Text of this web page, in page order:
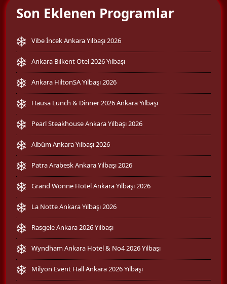
Son Eklenen Programlar
Vibe İncek Ankara Yılbaşı 2026
Ankara Bilkent Otel 2026 Yılbaşı
Ankara HiltonSA Yılbaşı 2026
Hausa Lunch & Dinner 2026 Ankara Yılbaşı
Pearl Steakhouse Ankara Yılbaşı 2026
Albüm Ankara Yılbaşı 2026
Patra Arabesk Ankara Yılbaşı 2026
Grand Wonne Hotel Ankara Yılbaşı 2026
La Notte Ankara Yılbaşı 2026
Rasgele Ankara 2026 Yılbaşı
Wyndham Ankara Hotel & No4 2026 Yılbaşı
Milyon Event Hall Ankara 2026 Yılbaşı